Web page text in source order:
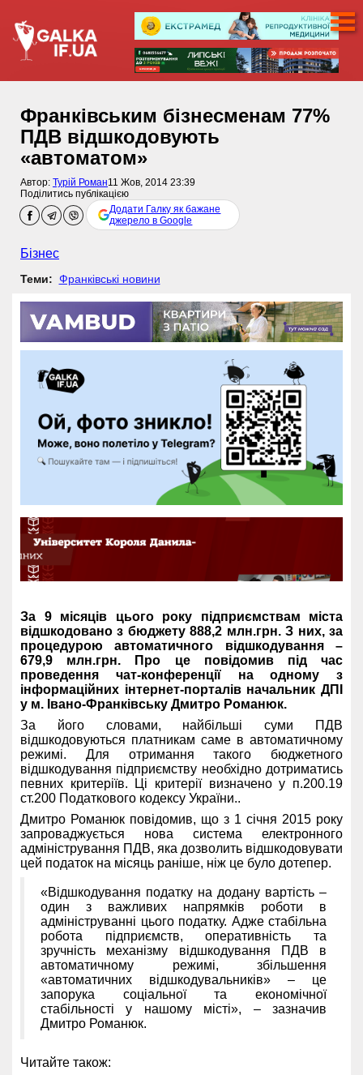
Франківським бізнесменам 77%
ПДВ відшкодовують
«автоматом»
Автор: Турій Роман11 Жов, 2014 23:39
Поділитись публікацією
Додати Галку як бажане
джерело в Google
Бізнес
Теми: Франківські новини
За 9 місяців цього року підприємствам міста
відшкодовано з бюджету 888,2 млн.грн. З них, за
процедурою автоматичного відшкодування –
679,9 млн.грн. Про це повідомив під час
проведення чат-конференції на одному з
інформаційних інтернет-порталів начальник ДПІ
у м. Івано-Франківську Дмитро Романюк.
За його словами, найбільші суми ПДВ
відшкодовуються платникам саме в автоматичному
режимі. Для отримання такого бюджетного
відшкодування підприємству необхідно дотриматись
певних критеріїв. Ці критерії визначено у п.200.19
ст.200 Податкового кодексу України..
Дмитро Романюк повідомив, що з 1 січня 2015 року
запроваджується нова система електронного
адміністрування ПДВ, яка дозволить відшкодовувати
цей податок на місяць раніше, ніж це було дотепер.
«Відшкодування податку на додану вартість –
один з важливих напрямків роботи в
адмініструванні цього податку. Адже стабільна
робота підприємств, оперативність та
зручність механізму відшкодування ПДВ в
автоматичному режимі, збільшення
«автоматичних відшкодувальників» – це
запорука соціальної та економічної
стабільності у нашому місті», – зазначив
Дмитро Романюк.
Читайте також: